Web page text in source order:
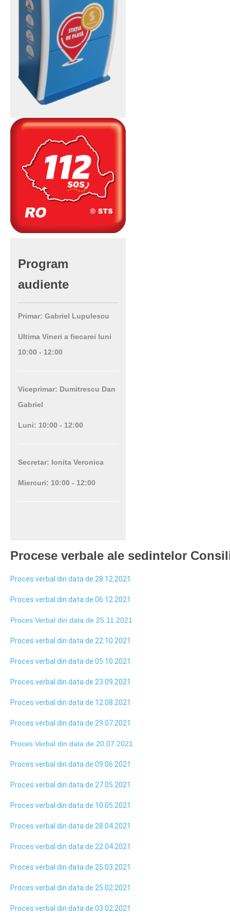
Program
audiente
Primar: Gabriel Lupulescu
Ultima Vineri a fiecarei luni
10:00 - 12:00
Viceprimar: Dumitrescu Dan
Gabriel
Luni: 10:00 - 12:00
Secretar: Ionita Veronica
Miercuri: 10:00 - 12:00
Procese verbale ale sedintelor
Proces verbal din data de 28.12.2021
Proces verbal din data de 06.12.2021
Proces Verbal din data de 25.11.2021
Proces verbal din data de 22.10.2021
Proces verbal din data de 05.10.2021
Proces verbal din data de 23.09.2021
Proces verbal din data de 12.08.2021
Proces verbal din data de 29.07.2021
Proces Verbal din data de 20.07.2021
Proces verbal din data de 09.06.2021
Proces verbal din data de 27.05.2021
Proces verbal din data de 10.05.2021
Proces verbal din data de 28.04.2021
Proces verbal din data de 22.04.2021
Proces verbal din data de 25.03.2021
Proces verbal din data de 25.02.2021
Proces verbal din data de 03.02.2021